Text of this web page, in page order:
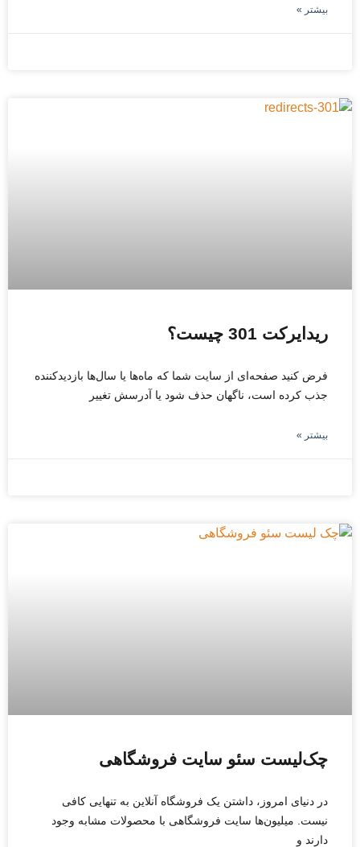
بیشتر »
ریدایرکت 301 چیست؟
فرض کنید صفحه‌ای از سایت شما که ماه‌ها یا سال‌ها بازدیدکننده
جذب کرده است، ناگهان حذف شود یا آدرسش تغییر
بیشتر »
چک‌لیست سئو سایت فروشگاهی
در دنیای امروز، داشتن یک فروشگاه آنلاین به تنهایی کافی
نیست. میلیون‌ها سایت فروشگاهی با محصولات مشابه وجود
دارند و